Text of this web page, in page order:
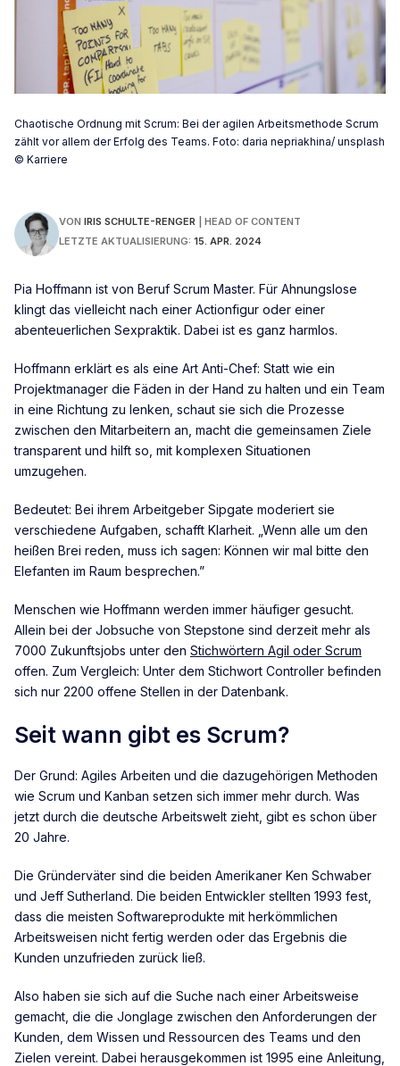
Chaotische Ordnung mit Scrum: Bei der agilen Arbeitsmethode Scrum
zählt vor allem der Erfolg des Teams. Foto: daria nepriakhina/ unsplash
© Karriere
VON IRIS SCHULTE-RENGER
HEAD OF CONTENT
LETZTE AKTUALISIERUNG: 15. APR. 2024
Pia Hoffmann ist von Beruf Scrum Master. Für Ahnungslose
klingt das vielleicht nach einer Actionfigur oder einer
abenteuerlichen Sexpraktik. Dabei ist es ganz harmlos.
Hoffmann erklärt es als eine Art Anti-Chef: Statt wie ein
Projektmanager die Fäden in der Hand zu halten und ein Team
in eine Richtung zu lenken, schaut sie sich die Prozesse
zwischen den Mitarbeitern an, macht die gemeinsamen Ziele
transparent und hilft so, mit komplexen Situationen
umzugehen.
Bedeutet: Bei ihrem Arbeitgeber Sipgate moderiert sie
verschiedene Aufgaben, schafft Klarheit. „Wenn alle um den
heißen Brei reden, muss ich sagen: Können wir mal bitte den
Elefanten im Raum besprechen.”
Menschen wie Hoffmann werden immer häufiger gesucht.
Allein bei der Jobsuche von Stepstone sind derzeit mehr als
7000 Zukunftsjobs unter den Stichwörtern Agil oder Scrum
offen. Zum Vergleich: Unter dem Stichwort Controller befinden
sich nur 2200 offene Stellen in der Datenbank.
Seit wann gibt es Scrum?
Der Grund: Agiles Arbeiten und die dazugehörigen Methoden
wie Scrum und Kanban setzen sich immer mehr durch. Was
jetzt durch die deutsche Arbeitswelt zieht, gibt es schon über
20 Jahre.
Die Gründerväter sind die beiden Amerikaner Ken Schwaber
und Jeff Sutherland. Die beiden Entwickler stellten 1993 fest,
dass die meisten Softwareprodukte mit herkömmlichen
Arbeitsweisen nicht fertig werden oder das Ergebnis die
Kunden unzufrieden zurück ließ.
Also haben sie sich auf die Suche nach einer Arbeitsweise
gemacht, die die Jonglage zwischen den Anforderungen der
Kunden, dem Wissen und Ressourcen des Teams und den
Zielen vereint. Dabei herausgekommen ist 1995 eine Anleitung,